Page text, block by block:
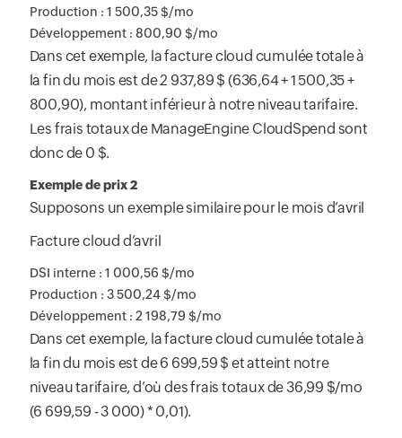
Production : 1 500,35 $/mo
Développement : 800,90 $/mo
Dans cet exemple, la facture cloud cumulée totale à
la fin du mois est de 2 937,89 $ (636,64 + 1 500,35 +
800,90), montant inférieur à notre niveau tarifaire.
Les frais totaux de ManageEngine CloudSpend sont
donc de 0 $.
Exemple de prix 2
Supposons un exemple similaire pour le mois d’avril
Facture cloud d’avril
DSI interne : 1 000,56 $/mo
Production : 3 500,24 $/mo
Développement : 2 198,79 $/mo
Dans cet exemple, la facture cloud cumulée totale à
la fin du mois est de 6 699,59 $ et atteint notre
niveau tarifaire, d’où des frais totaux de 36,99 $/mo
(6 699,59 - 3 000) * 0,01).